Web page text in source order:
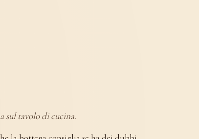
sul tavolo di cucina.